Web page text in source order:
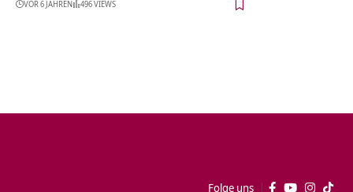
VOR 6 JAHREN 496 VIEWS
Folge uns